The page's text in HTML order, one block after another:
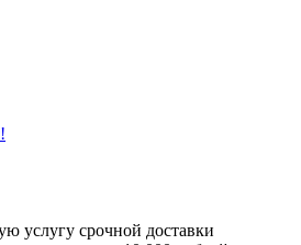
услугу срочной доставки